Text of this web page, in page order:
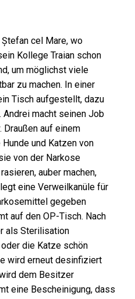
cel Mare, wo
Kollege Traian schon
um möglichst viele
zu machen. In einer
Tisch aufgestellt, dazu
Andrei macht seinen Job
auf einem
und Katzen von
von der Narkose
auber machen,
eine Verweilkanüle für
gegeben
auf den OP-Tisch. Nach
als Sterilisation
die Katze schön
wird erneut desinfiziert
dem Besitzer
eine Bescheinigung, dass